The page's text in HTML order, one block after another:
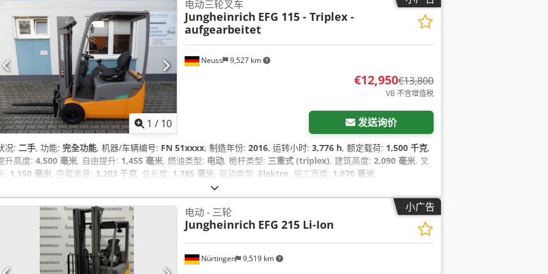
1 / 10
Neuss 9,527 km
电动三轮叉车
Jungheinrich EFG 115 - Triplex -
aufgearbeitet
€12,950€13,800
VB 不含增值税
发送询价
况: 二手, 功能: 完全功能, 机器/车辆编号: FN 51xxxx, 制造年份: 2016, 运转小时: 3,776 h, 额定载荷: 1,500 千克,
升高度: 4,500 毫米, 自由提升: 1,455 毫米, 燃油类型: 电动, 桅杆类型: 三重式 (triplex), 建筑高度: 2,090 毫米, 叉
: 1,150 毫米, 空载重量: 3,203 千克, 总长度: 1,785 毫米, 驱动类型: Elektro, 施工宽度: 1,070 毫米,
小广告
Nürtingen 9,519 km
电动 - 三轮
Jungheinrich EFG 215 Li-Ion